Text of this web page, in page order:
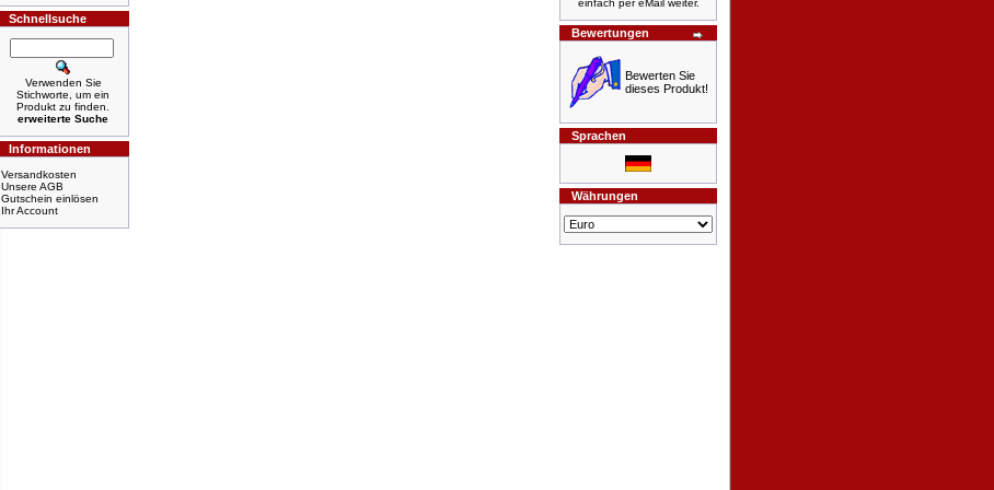
Schnellsuche
Verwenden Sie
Stichworte, um ein
Produkt zu finden.
erweiterte Suche
Informationen
Versandkosten
Unsere AGB
Gutschein einlösen
Ihr Account
einfach per eMail weiter.
Bewertungen
Bewerten Sie
dieses Produkt!
Sprachen
Währungen